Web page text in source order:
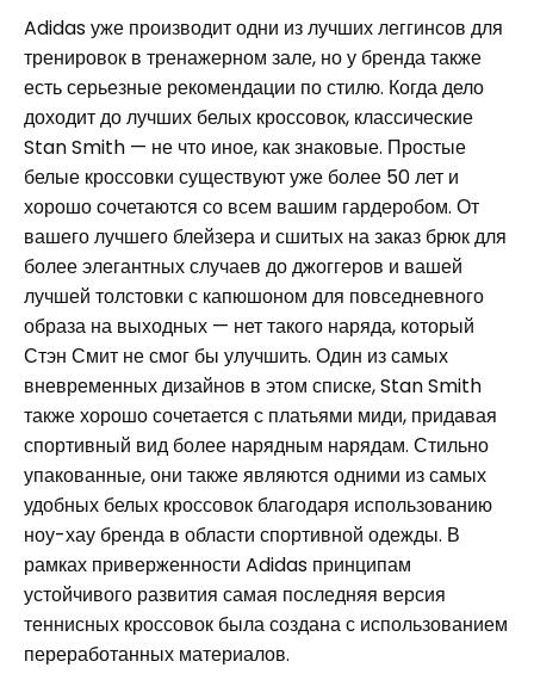
Adidas уже производит одни из лучших леггинсов для
тренировок в тренажерном зале, но у бренда также
есть серьезные рекомендации по стилю. Когда дело
доходит до лучших белых кроссовок, классические
Stan Smith — не что иное, как знаковые. Простые
белые кроссовки существуют уже более 50 лет и
хорошо сочетаются со всем вашим гардеробом. От
вашего лучшего блейзера и сшитых на заказ брюк для
более элегантных случаев до джоггеров и вашей
лучшей толстовки с капюшоном для повседневного
образа на выходных — нет такого наряда, который
Стэн Смит не смог бы улучшить. Один из самых
вневременных дизайнов в этом списке, Stan Smith
также хорошо сочетается с платьями миди, придавая
спортивный вид более нарядным нарядам. Стильно
упакованные, они также являются одними из самых
удобных белых кроссовок благодаря использованию
ноу-хау бренда в области спортивной одежды. В
рамках приверженности Adidas принципам
устойчивого развития самая последняя версия
теннисных кроссовок была создана с использованием
переработанных материалов.